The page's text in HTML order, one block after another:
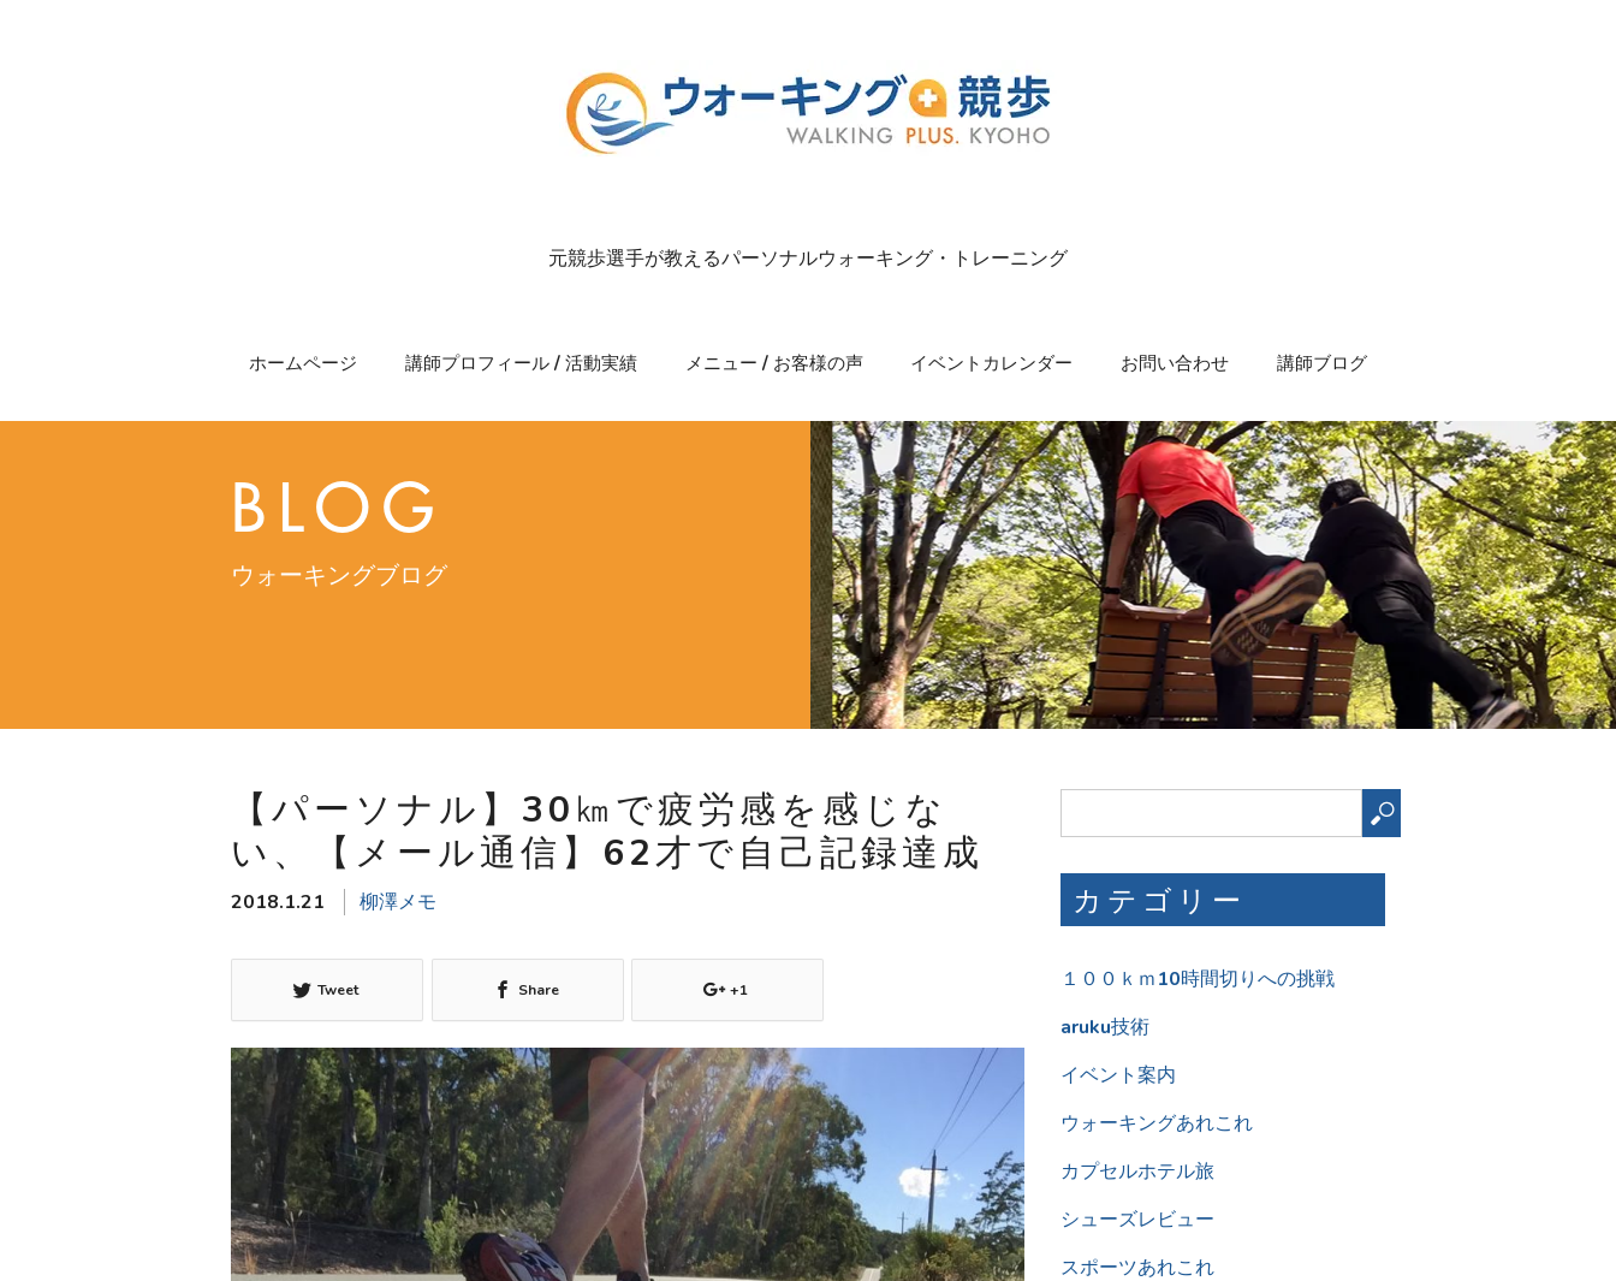
元競歩選手が教えるパーソナルウォーキング・トレーニング
ホームページ 講師プロフィール / 活動実績 メニュー / お客様の声 イベントカレンダー お問い合わせ 講師ブログ
BLOG
ウォーキングブログ
【パーソナル】30㎞で疲労感を感じな
い、【メール通信】62才で自己記録達成
2018.1.21 柳澤メモ
Tweet Share +1
カテゴリー
１００ｋｍ10時間切りへの挑戦
aruku技術
イベント案内
ウォーキングあれこれ
カプセルホテル旅
シューズレビュー
スポーツあれこれ